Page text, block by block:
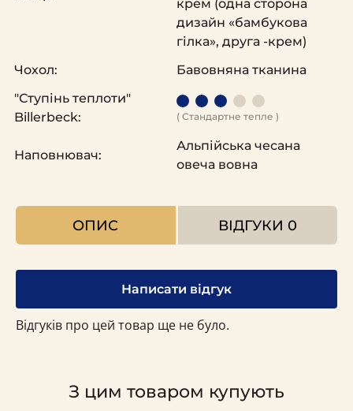
крем (одна сторона
дизайн «бамбукова
гілка», друга -крем)
Чохол:
Бавовняна тканина
"Ступінь теплоти"
Billerbeck:
( Стандартне тепле )
Наповнювач:
Альпійська чесана
овеча вовна
ОПИС ВІДГУКИ 0
Написати відгук
Відгуків про цей товар ще не було.
З цим товаром купують